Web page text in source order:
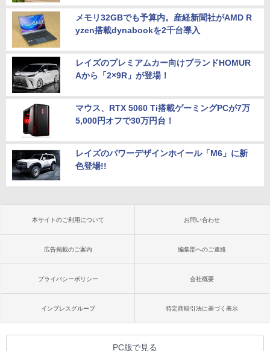
メモリ32GBでも予算内。産経新聞社がAMD R
yzen搭載dynabookを2千台導入
レイズのプレミアムカー向けブランドHOMUR
Aから「2×9R」が登場！
マウス、RTX 5060 Ti搭載ゲーミングPCが7万
5,000円オフで30万円台！
レイズのパワーデザインホイール「M6」に新
色登場!!
本サイトのご利用について お問い合わせ
広告掲載のご案内 編集部へのご連絡
プライバシーポリシー 会社概要
インプレスグループ 特定商取引法に基づく表示
PC版で見る